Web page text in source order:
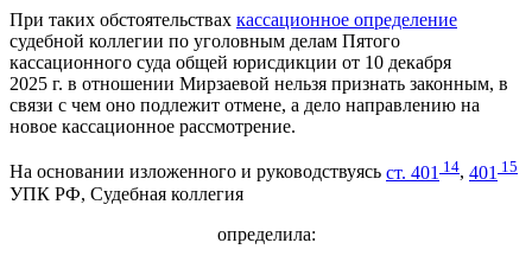
При таких обстоятельствах кассационное определение
судебной коллегии по уголовным делам Пятого
кассационного суда общей юрисдикции от 10 декабря
2025 г. в отношении Мирзаевой нельзя признать законным, в
связи с чем оно подлежит отмене, а дело направлению на
новое кассационное рассмотрение.
На основании изложенного и руководствуясь ст. 401 14, 401 15
УПК РФ, Судебная коллегия
определила: